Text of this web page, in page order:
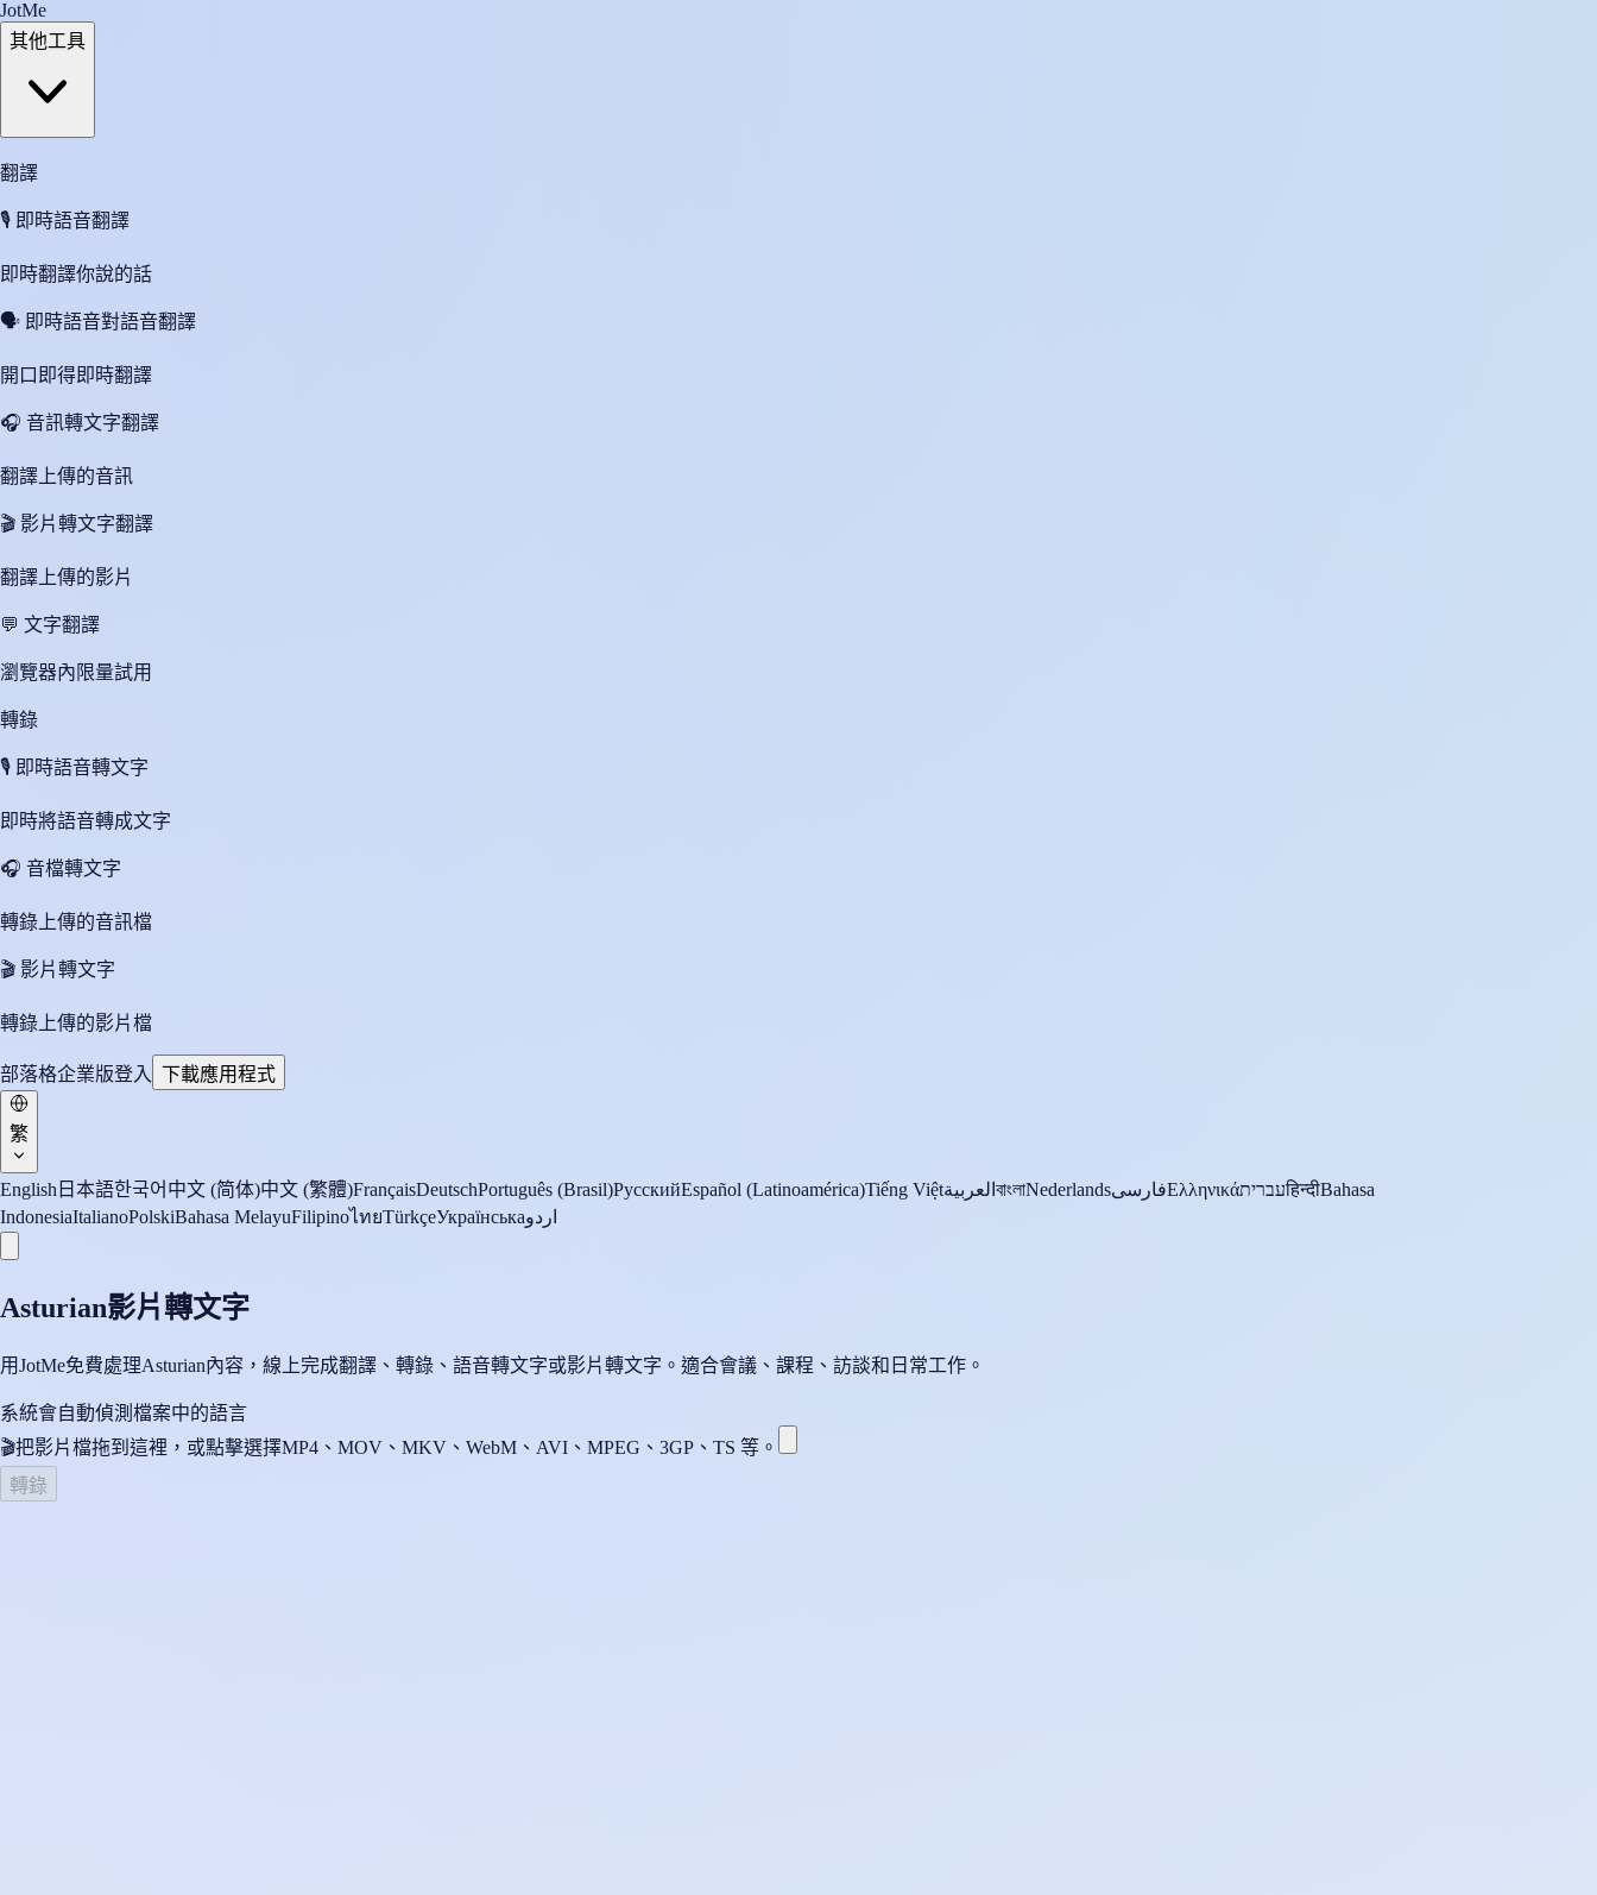
JotMe
其他工具
翻譯
🎙️ 即時語音翻譯
即時翻譯你說的話
🗣️ 即時語音對語音翻譯
開口即得即時翻譯
🎧 音訊轉文字翻譯
翻譯上傳的音訊
🎬 影片轉文字翻譯
翻譯上傳的影片
💬 文字翻譯
瀏覽器內限量試用
轉錄
🎙️ 即時語音轉文字
即時將語音轉成文字
🎧 音檔轉文字
轉錄上傳的音訊檔
🎬 影片轉文字
轉錄上傳的影片檔
部落格企業版登入 下載應用程式
繁
English 日本語한국어 中文 (简体)中文 (繁體)FrançaisDeutschPortuguês (Brasil)РусскийEspañol (Latinoamérica)Tiếng Việtالعربية বাংলাNederlandsفارسیΕλληνικάעבריתहिन्दीBahasa
IndonesiaItalianoPolskiBahasa MelayuFilipinoไทยTürkçeУкраїнськаاردو
Asturian影片轉文字
用JotMe免費處理Asturian內容，線上完成翻譯、轉錄、語音轉文字或影片轉文字。適合會議、課程、訪談和日常工作。
系統會自動偵測檔案中的語言
🎬把影片檔拖到這裡，或點擊選擇MP4、MOV、MKV、WebM、AVI、MPEG、3GP、TS 等。
轉錄